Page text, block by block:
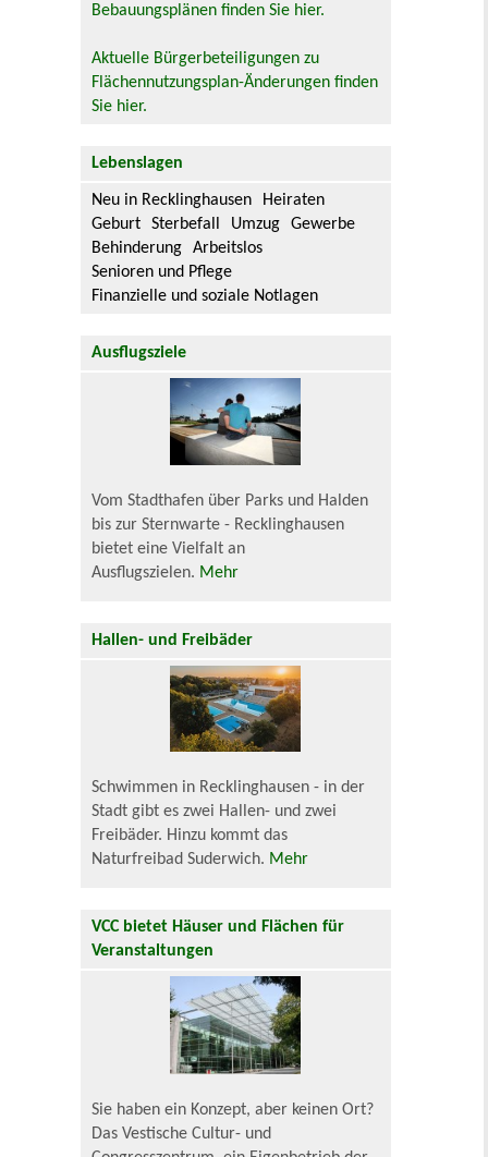
Bebauungsplänen finden Sie hier.
Aktuelle Bürgerbeteiligungen zu
Flächennutzungsplan-Änderungen finden
Sie hier.
Lebenslagen
Neu in Recklinghausen
Heiraten
Geburt
Sterbefall Umzug
Gewerbe
Behinderung
Arbeitslos
Senioren und Pflege
Finanzielle und soziale Notlagen
Ausflugsziele
Vom Stadthafen über Parks und Halden
bis zur Sternwarte - Recklinghausen
bietet eine Vielfalt an
Ausflugszielen. Mehr
Hallen- und Freibäder
Schwimmen in Recklinghausen - in der
Stadt gibt es zwei Hallen- und zwei
Freibäder. Hinzu kommt das
Naturfreibad Suderwich. Mehr
VCC bietet Häuser und Flächen für
Veranstaltungen
Sie haben ein Konzept, aber keinen Ort?
Das Vestische Cultur- und